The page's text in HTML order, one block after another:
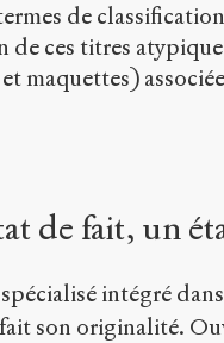
de
ces titres
maquettes)
de fait, un
intégré
son originalité.